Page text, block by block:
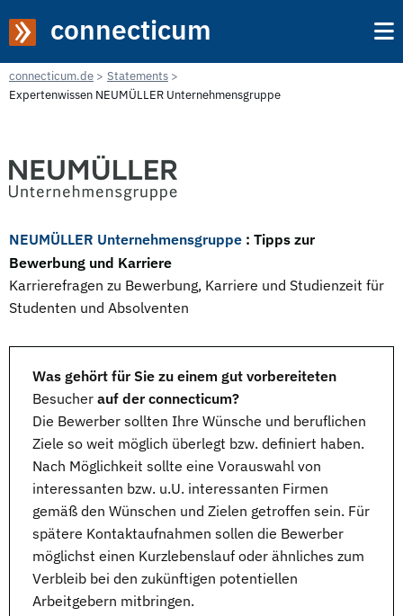
connecticum
connecticum.de
Statements
Expertenwissen NEUMÜLLER Unternehmensgruppe
NEUMÜLLER Unternehmensgruppe : Tipps zur
Bewerbung und Karriere
Karrierefragen zu Bewerbung, Karriere und Studienzeit für
Studenten und Absolventen
Was gehört für Sie zu einem gut vorbereiteten
Besucher auf der connecticum?
Die Bewerber sollten Ihre Wünsche und beruflichen
Ziele so weit möglich überlegt bzw. definiert haben.
Nach Möglichkeit sollte eine Vorauswahl von
interessanten bzw. u.U. interessanten Firmen
gemäß den Wünschen und Zielen getroffen sein. Für
spätere Kontaktaufnahmen sollen die Bewerber
möglichst einen Kurzlebenslauf oder ähnliches zum
Verbleib bei den zukünftigen potentiellen
Arbeitgebern mitbringen.